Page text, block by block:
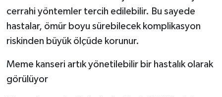
cerrahi yöntemler tercih edilebilir. Bu sayede
hastalar, ömür boyu sürebilecek komplikasyon
riskinden büyük ölçüde korunur.
Meme kanseri artık yönetilebilir bir hastalık olarak
görülüyor